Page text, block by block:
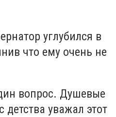
углубился в
что ему очень не
вопрос. Душевые
детства уважал этот